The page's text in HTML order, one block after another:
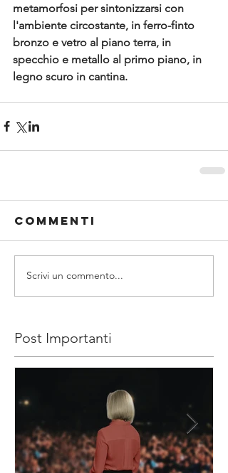
metamorfosi per sintonizzarsi con
l'ambiente circostante, in ferro-finto
bronzo e vetro al piano terra, in
specchio e metallo al primo piano, in
legno scuro in cantina.
Commenti
Scrivi un commento...
Post Importanti